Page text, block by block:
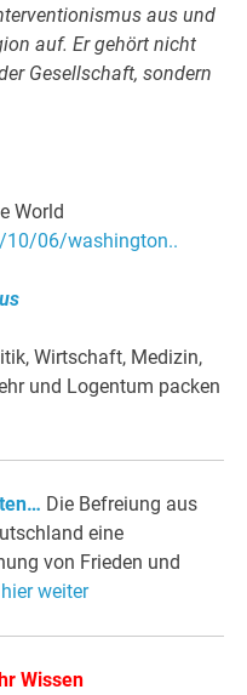
aus und
auf. Er gehört nicht
Gesellschaft, sondern
World
10/06/washington..
Wirtschaft, Medizin,
und Logentum packen
Die Befreiung aus
eine
von Frieden und
hier weiter
Wissen